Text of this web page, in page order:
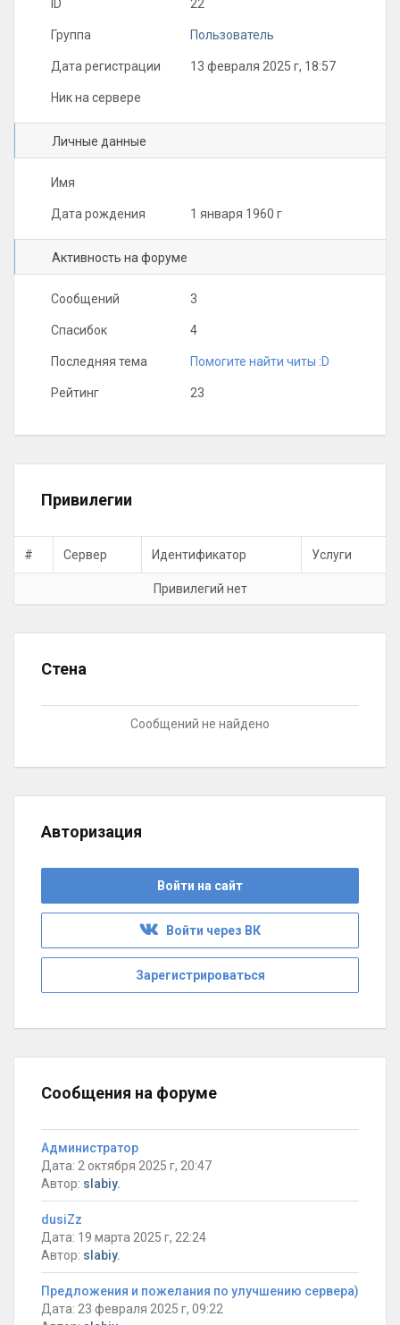
ID 22
Группа Пользователь
Дата регистрации 13 февраля 2025 г, 18:57
Ник на сервере
Личные данные
Имя
Дата рождения 1 января 1960 г
Активность на форуме
Сообщений 3
Спасибок 4
Последняя тема Помогите найти читы :D
Рейтинг 23
Привилегии
# Сервер Идентификатор Услуги
Привилегий нет
Стена
Сообщений не найдено
Авторизация
Войти на сайт
Войти через ВК
Зарегистрироваться
Сообщения на форуме
Администратор
Дата: 2 октября 2025 г, 20:47
Автор: slabiy.
dusiZz
Дата: 19 марта 2025 г, 22:24
Автор: slabiy.
Предложения и пожелания по улучшению сервера)
Дата: 23 февраля 2025 г, 09:22